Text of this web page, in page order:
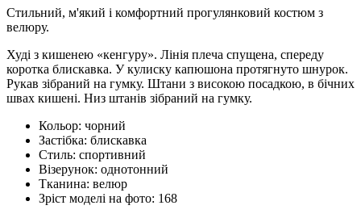
Стильний, м'який і комфортний прогулянковий костюм з
велюру.
Худі з кишенею «кенгуру». Лінія плеча спущена, спереду
коротка блискавка. У кулиску капюшона протягнуто шнурок.
Рукав зібраний на гумку. Штани з високою посадкою, в бічних
швах кишені. Низ штанів зібраний на гумку.
Кольор: чорний
Застібка: блискавка
Стиль: спортивний
Візерунок: однотонний
Тканина: велюр
Зріст моделі на фото: 168